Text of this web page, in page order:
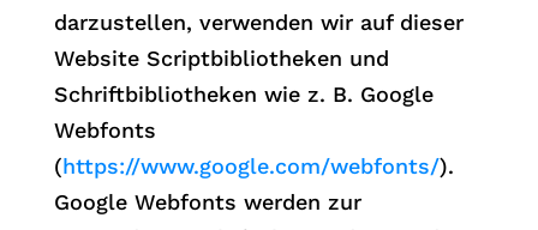
darzustellen, verwenden wir auf dieser
Website Scriptbibliotheken und
Schriftbibliotheken wie z. B. Google
Webfonts
(https://www.google.com/webfonts/).
Google Webfonts werden zur